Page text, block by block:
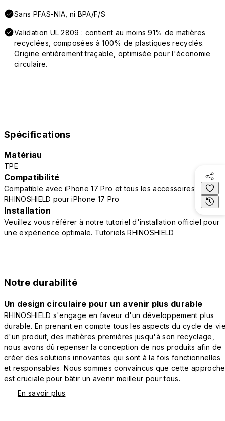
Sans PFAS-NIA, ni BPA/F/S
Validation UL 2809 : contient au moins 91% de matières
recyclées, composées à 100% de plastiques recyclés.
Origine entièrement traçable, optimisée pour l'économie
circulaire.
Spécifications
Matériau
TPE
Compatibilité
Compatible avec iPhone 17 Pro et tous les accessoires
RHINOSHIELD pour iPhone 17 Pro
Installation
Veuillez vous référer à notre tutoriel d'installation officiel pour
une expérience optimale. Tutoriels RHINOSHIELD
Notre durabilité
Un design circulaire pour un avenir plus durable
RHINOSHIELD s'engage en faveur d'un développement plus
durable. En prenant en compte tous les aspects du cycle de
d'un produit, des matières premières jusqu'à son recyclage,
nous avons dû repenser la conception de nos produits afin de
créer des solutions innovantes qui sont à la fois fonctionnelles
et responsables. Nous sommes convaincus que cette approche
est cruciale pour bâtir un avenir meilleur pour tous.
En savoir plus